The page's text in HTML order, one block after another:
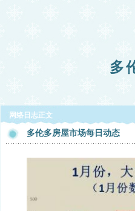
多
网络日志正文
多伦多房屋市场每日动态